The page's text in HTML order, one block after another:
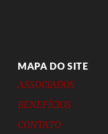
MAPA DO SITE
ASSOCIADOS
BENEFÍCIOS
CONTATO